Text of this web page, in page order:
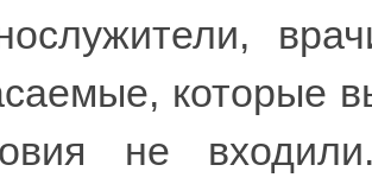
которые
не